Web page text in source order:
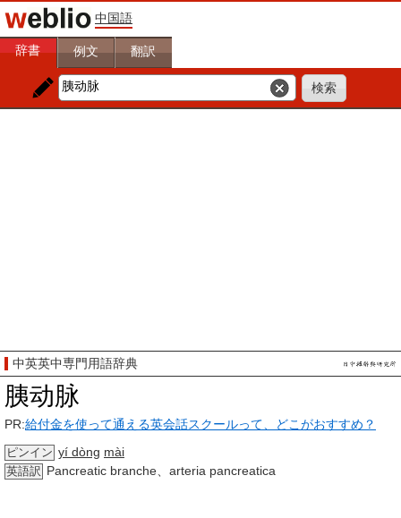
中国語
辞書 例文 翻訳
中英英中専門用語辞典
胰动脉
PR:給付金を使って通える英会話スクールって、どこがおすすめ？
ピンイン yí dòng mài
英語訳 Pancreatic branche、arteria pancreatica